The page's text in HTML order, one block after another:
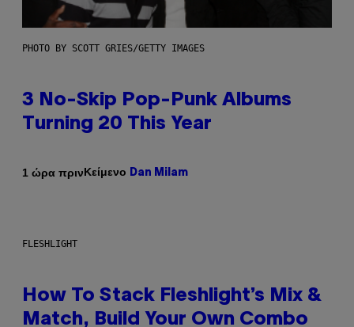
PHOTO BY SCOTT GRIES/GETTY IMAGES
3 No-Skip Pop-Punk Albums
Turning 20 This Year
1 ώρα πρινΚείμενο Dan Milam
FLESHLIGHT
How To Stack Fleshlight’s Mix &
Match, Build Your Own Combo